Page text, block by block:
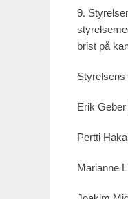
9.
brist på
Styrelsens
Erik Geber
Pertti
Marianne